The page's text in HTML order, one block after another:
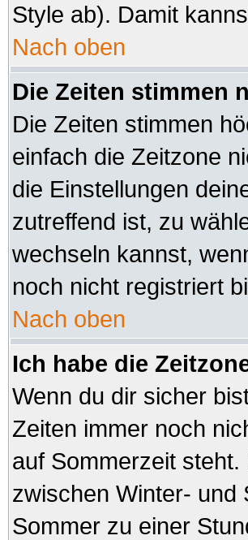
Style ab). Damit
Nach oben
Die Zeiten stimmen
Die Zeiten stimmen
einfach die Zeitzone
die Einstellungen
zutreffend ist, zu
wechseln kannst,
noch nicht registriert
Nach oben
Ich habe die
Wenn du dir sicher
Zeiten immer noch
auf Sommerzeit
zwischen Winter- und
Sommer zu einer